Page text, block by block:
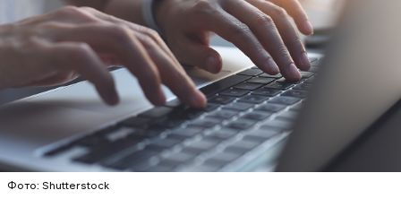
Фото: Shutterstock
День малины со сливками отмечается в США в
честь вкусового сочетания этой ягоды со сливками.
В этот праздник люди едят не только малину со
сливками, но и другие десерты на основе этих
двух ингредиентов. Их можно купить в магазине
или сделать самостоятельно вместе со своими
родными и близкими.
— Кабачки нужно натереть длинными слайсами
(это можно сделать на специальной терке),
похожими на спагетти, и уложить в противень.
Дальше нужно добавить немного растительного
масла, соль, а сверху бросить хаотично
порезанную брынзу. Затем добавляются помидоры
черри или грунтовые, — рассказал шеф-повар.